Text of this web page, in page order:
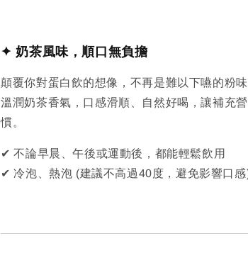
✦ 奶茶風味，順口無負擔
顛覆你對蛋白飲的想像，不再是難以下嚥的粉味
溫潤奶茶香氣，口感滑順、自然好喝，讓補充
慣。
✔ 不論早晨、午後或運動後，都能輕鬆飲用
✔ 冷泡、熱泡 (建議不高過40度，避免影響口